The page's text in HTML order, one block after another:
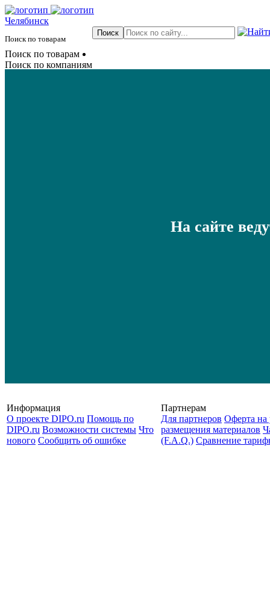
Челябинск
Поиск по товарам
Поиск по товарам
Поиск по компаниям
На сайте
Информация
О проекте DIPO.ru Помощь по
DIPO.ru Возможности системы Что
нового Сообщить об ошибке
Партнерам
Для партнеров Оферта на
размещения материалов
(F.A.Q.) Cравнение